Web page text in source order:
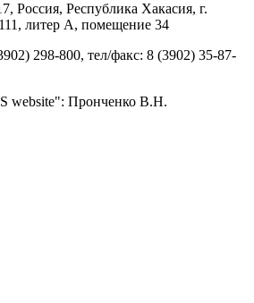
Россия, Республика Хакасия, г.
литер А, помещение 34
298-800, тел/факс: 8 (3902) 35-87-
website": Пронченко В.Н.